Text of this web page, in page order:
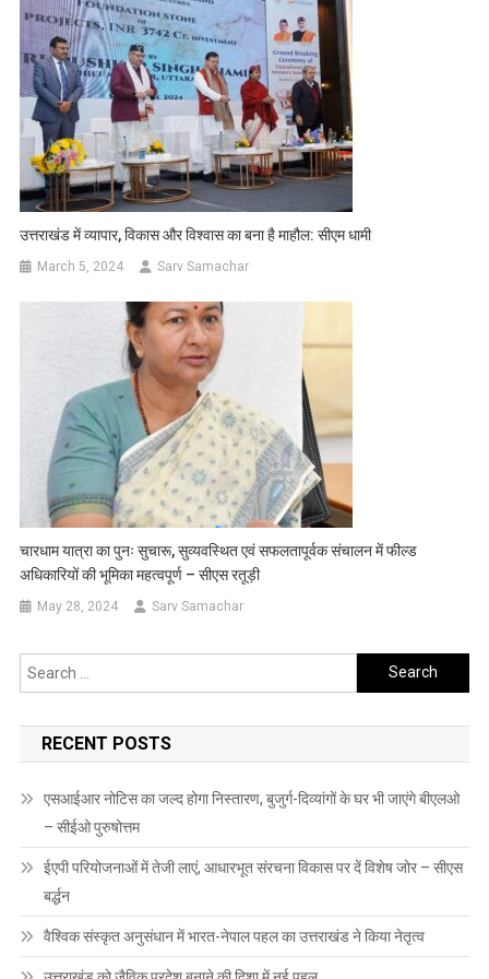
उत्तराखंड में व्यापार, विकास और विश्वास का बना है माहौल: सीएम धामी
March 5, 2024 Sarv Samachar
चारधाम यात्रा का पुनः सुचारू, सुव्यवस्थित एवं सफलतापूर्वक संचालन में फील्ड
अधिकारियों की भूमिका महत्वपूर्ण – सीएस रतूड़ी
May 28, 2024 Sarv Samachar
Search
for:
RECENT POSTS
एसआईआर नोटिस का जल्द होगा निस्तारण, बुजुर्ग-दिव्यांगों के घर भी जाएंगे बीएलओ
– सीईओ पुरुषोत्तम
ईएपी परियोजनाओं में तेजी लाएं, आधारभूत संरचना विकास पर दें विशेष जोर – सीएस
बर्द्धन
वैश्विक संस्कृत अनुसंधान में भारत-नेपाल पहल का उत्तराखंड ने किया नेतृत्व